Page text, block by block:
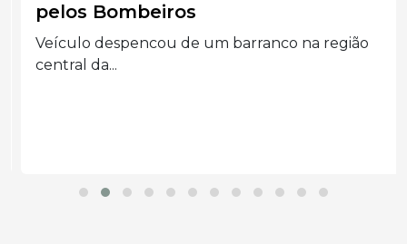
pelos Bombeiros
Veículo despencou de um barranco na região
central da...